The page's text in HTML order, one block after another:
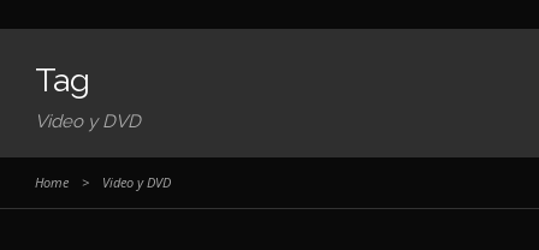
Tag
Video y DVD
Home > Video y DVD